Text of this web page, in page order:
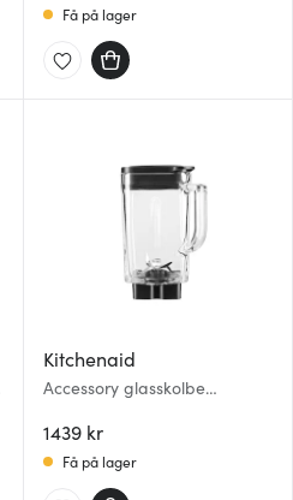
Få på lager
Kitchenaid
Accessory glasskolbe
1439 kr
Få på lager